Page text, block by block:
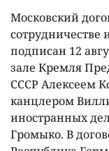
Московский
сотрудничестве
подписан 12
зале Кремля
СССР Алексеем
канцлером
иностранных
Громыко. В